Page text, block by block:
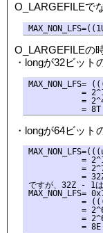
O_LARGEFILEで
O_LARGEFILEの
・longが32ビット
MAX_NON_LFS=
=
=
・longが64ビット
=
=
=
ですが、32Z - 1は
=
=
=